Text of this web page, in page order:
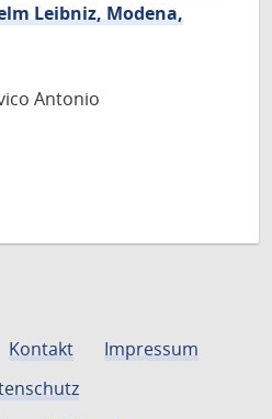
Leibniz, Modena,
Antonio
Kontakt
Impressum